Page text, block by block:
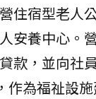
住宿型老人
安養中心。
款，並向社
作為福祉設施